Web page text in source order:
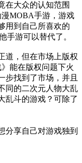
在大众的认知范围
MOBA手游，游戏
用到自己所喜欢的
手游可以替代了。
道，但在市场上版权
能在版权问题下火
步找到了市场，并且
同的二次元人物大乱
乱斗的游戏？可除了
分享自己对游戏独到